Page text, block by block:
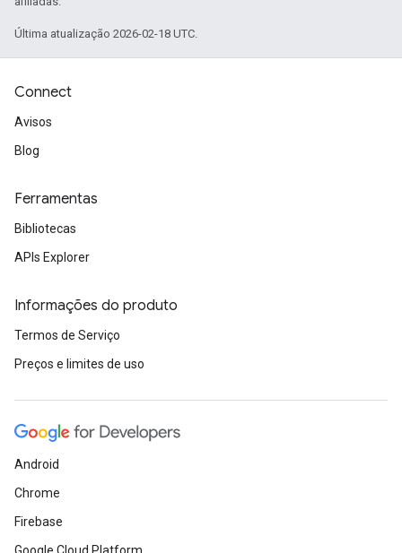
Última atualização 2026-02-18 UTC.
Connect
Avisos
Blog
Ferramentas
Bibliotecas
APIs Explorer
Informações do produto
Termos de Serviço
Preços e limites de uso
Android
Chrome
Firebase